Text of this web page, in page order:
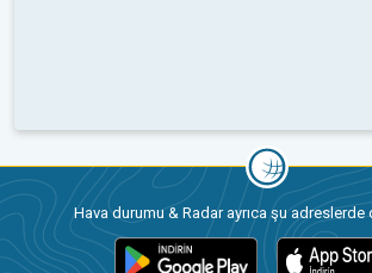
Hava durumu & Radar ayrıca şu adreslerde